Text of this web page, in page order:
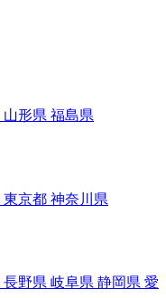
山形県 福島県
東京都 神奈川県
長野県 岐阜県 静岡県 愛